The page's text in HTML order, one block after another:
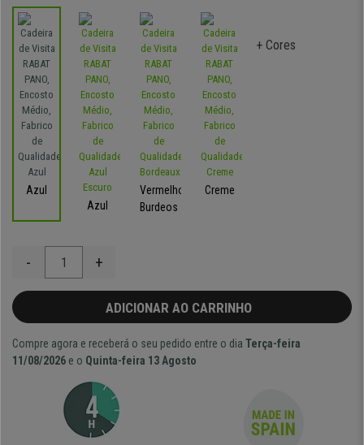
Azul
Azul
Vermelho-
Burdeos
Creme
+ Cores
- +
ADICIONAR AO CARRINHO
Compre agora e receberá o seu pedido entre o dia Terça-feira
11/08/2026 e o Quinta-feira 13 Agosto